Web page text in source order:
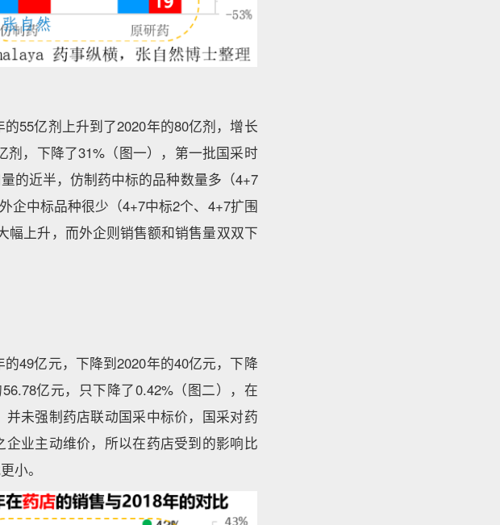
55亿剂上升到了2020年的80亿剂，增长
剂，下降了31%（图一），第一批国采时
的近半，仿制药中标的品种数量多（4+7
企中标品种很少（4+7中标2个、4+7扩围
幅上升，而外企则销售额和销售量双双下
49亿元，下降到2020年的40亿元，下降
亿元，只下降了0.42%（图二），在
未强制药店联动国采中标价，国采对药
业主动维价，所以在药店受到的影响比
小。